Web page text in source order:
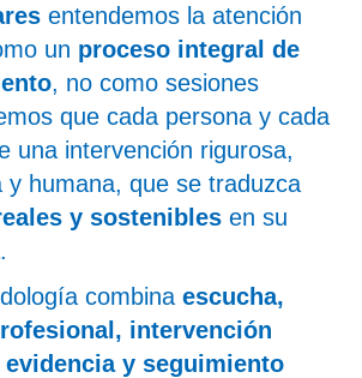
entendemos la atención
un proceso integral de
, no como sesiones
que cada persona y cada
una intervención rigurosa,
y humana, que se traduzca
y sostenibles en su
combina escucha,
intervención
evidencia y seguimiento